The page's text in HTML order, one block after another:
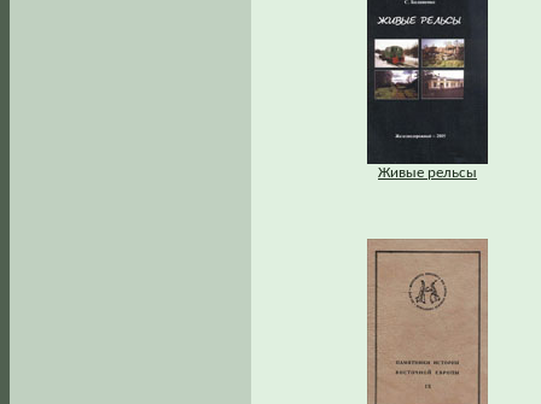
Живые рельсы